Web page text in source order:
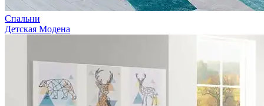
Спальни
Детская Модена